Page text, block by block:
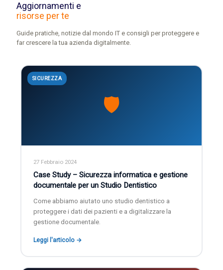
problema è stato sempre risolto.
Insomma, il giudizio è
complessivamente positivo sotto
ogni aspetto! Lo consiglio
Aggiornamenti e
risorse per te
Guide pratiche, notizie dal mondo IT e consigli per proteggere e
far crescere la tua azienda digitalmente.
🛡
SICUREZZA
27 Febbraio 2024
Case Study – Sicurezza informatica e gestione
documentale per un Studio Dentistico
Come abbiamo aiutato uno studio dentistico a
proteggere i dati dei pazienti e a digitalizzare la
gestione documentale.
Leggi l'articolo →